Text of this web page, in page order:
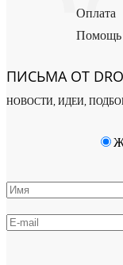
Оплата
Помощь
ПИСЬМА ОТ
НОВОСТИ, ИДЕИ,